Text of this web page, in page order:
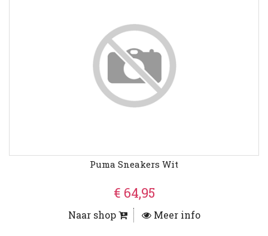
Puma Sneakers Wit
€ 64,95
Naar shop Meer info